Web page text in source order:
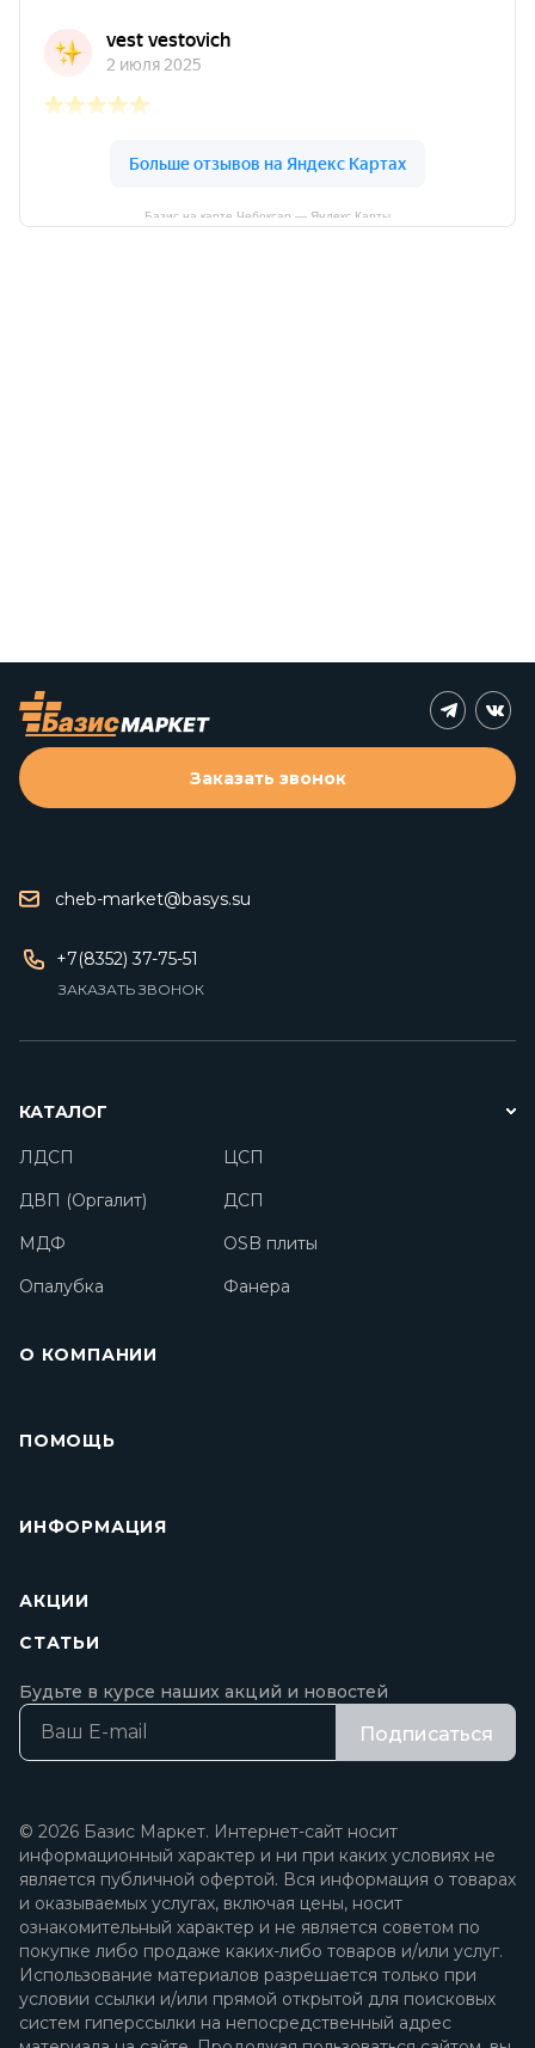
Базис на карте Чебоксар — Яндекс Карты
cheb-market@basys.su
+7(8352) 37-75-51
ЗАКАЗАТЬ ЗВОНОК
Заказать звонок
КАТАЛОГ
ЛДСП
ЦСП
ДВП (Оргалит)
ДСП
МДФ
OSB плиты
Опалубка
Фанера
О КОМПАНИИ
ПОМОЩЬ
ИНФОРМАЦИЯ
АКЦИИ
СТАТЬИ
Будьте в курсе наших акций и новостей
Подписаться
© 2026 Базис Маркет. Интернет-сайт носит
информационный характер и ни при каких условиях не
является публичной офертой. Вся информация о товарах
и оказываемых услугах, включая цены, носит
ознакомительный характер и не является советом по
покупке либо продаже каких-либо товаров и/или услуг.
Использование материалов разрешается только при
условии ссылки и/или прямой открытой для поисковых
систем гиперссылки на непосредственный адрес